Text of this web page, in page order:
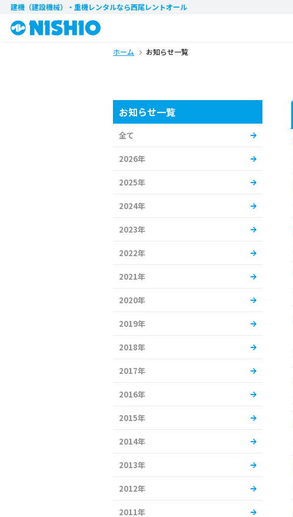
建機（建設機械）・重機レンタルなら西尾レントオール
ホーム お知らせ一覧
お知らせ一覧
全て
2026年
2025年
2024年
2023年
2022年
2021年
2020年
2019年
2018年
2017年
2016年
2015年
2014年
2013年
2012年
2011年